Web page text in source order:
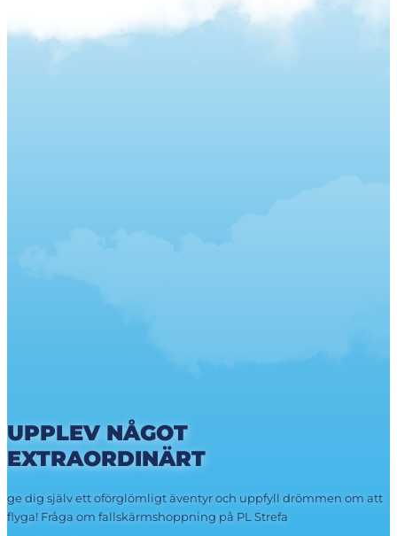
UPPLEV NÅGOT
EXTRAORDINÄRT
ge dig själv ett oförglömligt äventyr och uppfyll drömmen om att
flyga! Fråga om fallskärmshoppning på PL Strefa